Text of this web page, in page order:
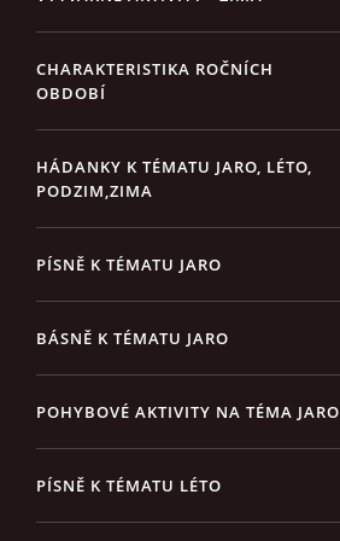
CHARAKTERISTIKA ROČNÍCH
OBDOBÍ
HÁDANKY K TÉMATU JARO, LÉTO,
PODZIM,ZIMA
PÍSNĚ K TÉMATU JARO
BÁSNĚ K TÉMATU JARO
POHYBOVÉ AKTIVITY NA TÉMA JARO
PÍSNĚ K TÉMATU LÉTO